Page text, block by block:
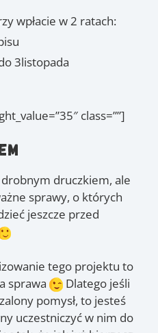
wpłacie w 2 ratach:
3listopada
class=””]
druczkiem, ale
sprawy, o których
jeszcze przed
tego projektu to
sprawa
Dlatego jeśli
pomysł, to jesteś
uczestniczyć w nim do